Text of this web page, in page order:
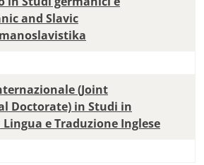
and Slavic
(Joint
Doctorate) in Studi in
e Traduzione Inglese